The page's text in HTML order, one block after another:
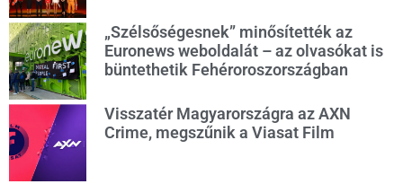
„Szélsőségesnek” minősítették az
Euronews weboldalát – az olvasókat is
büntethetik Fehéroroszországban
Visszatér Magyarországra az AXN
Crime, megszűnik a Viasat Film